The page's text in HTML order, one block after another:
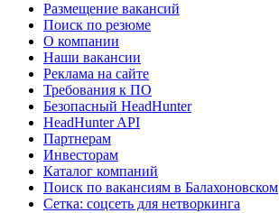
Размещение вакансий
Поиск по резюме
О компании
Наши вакансии
Реклама на сайте
Требования к ПО
Безопасный HeadHunter
HeadHunter API
Партнерам
Инвесторам
Каталог компаний
Поиск по вакансиям в Балахоновском
Сетка: соцсеть для нетворкинга